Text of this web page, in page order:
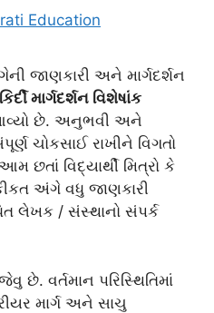
Education
જાણકારી અને માર્ગદર્શન
માર્ગદર્શન વિશેષાંક
આવ્યો છે. અનુભવી અને
ચોકસાઈ રાખીને વિગતો
છતાં વિદ્યાર્થી મિત્રો કે
અંગે વધુ જાણકારી
લેખક / સંસ્થાનો સંપર્ક
છે. વર્તમાન પરિસ્થિતિમાં
માર્ગ અને સાચુ